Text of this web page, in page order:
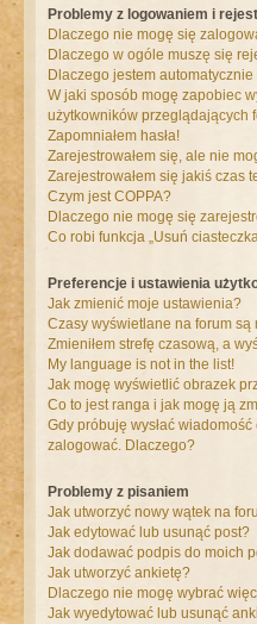
Problemy z logowaniem i
Dlaczego nie mogę się
Dlaczego w ogóle muszę się
Dlaczego jestem
W jaki sposób mogę zapobiec
użytkowników przeglądających
Zapomniałem hasła!
Zarejestrowałem się, ale nie
Zarejestrowałem się jakiś czas
Czym jest COPPA?
Dlaczego nie mogę się
Co robi funkcja „Usuń
Preferencje i ustawienia
Jak zmienić moje ustawienia?
Czasy wyświetlane na forum są
Zmieniłem strefę czasową, a
My language is not in the list!
Jak mogę wyświetlić obrazek
Co to jest ranga i jak mogę ją
Gdy próbuję wysłać
zalogować. Dlaczego?
Problemy z pisaniem
Jak utworzyć nowy wątek na
Jak edytować lub usunąć post?
Jak dodawać podpis do moich
Jak utworzyć ankietę?
Dlaczego nie mogę wybrać
Jak wyedytować lub usunąć